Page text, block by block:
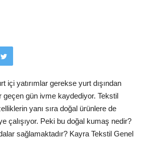
içi yatırımlar gerekse yurt dışından
geçen gün ivme kaydediyor. Tekstil
yanı sıra doğal ürünlere de
çalışıyor. Peki bu doğal kumaş nedir?
sağlamaktadır? Kayra Tekstil Genel